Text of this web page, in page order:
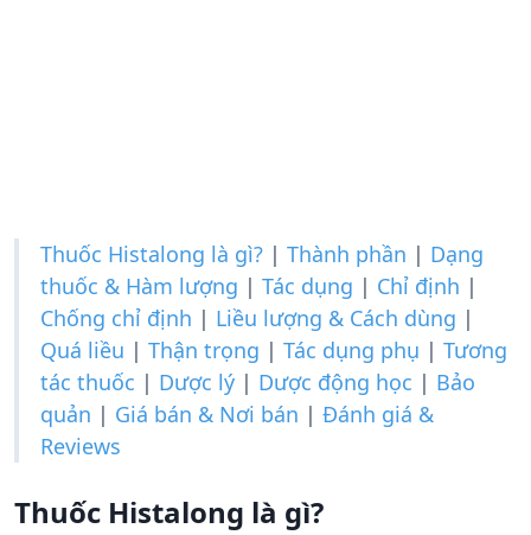
Thuốc Histalong là gì? | Thành phần | Dạng
thuốc & Hàm lượng | Tác dụng | Chỉ định |
Chống chỉ định | Liều lượng & Cách dùng |
Quá liều | Thận trọng | Tác dụng phụ | Tương
tác thuốc | Dược lý | Dược động học | Bảo
quản | Giá bán & Nơi bán | Đánh giá &
Reviews
Thuốc Histalong là gì?